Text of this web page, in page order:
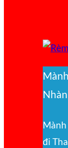
Nhàn
Mành
đi